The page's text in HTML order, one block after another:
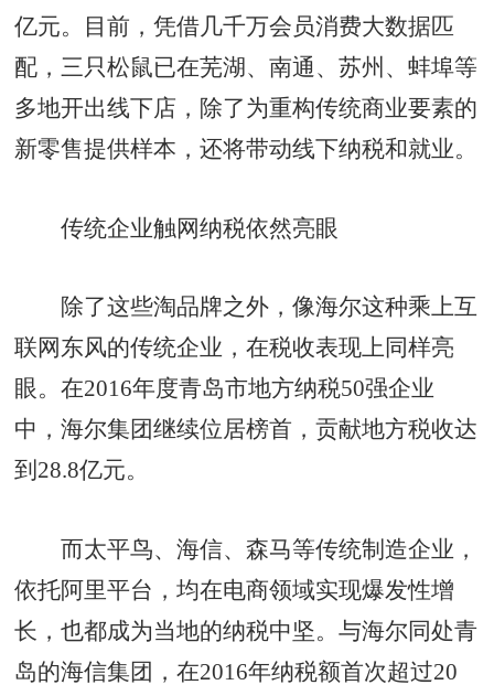
亿元。目前，凭借几千万会员消费大数据匹
配，三只松鼠已在芜湖、南通、苏州、蚌埠等
多地开出线下店，除了为重构传统商业要素的
新零售提供样本，还将带动线下纳税和就业。
传统企业触网纳税依然亮眼
除了这些淘品牌之外，像海尔这种乘上互
联网东风的传统企业，在税收表现上同样亮
眼。在2016年度青岛市地方纳税50强企业
中，海尔集团继续位居榜首，贡献地方税收达
到28.8亿元。
而太平鸟、海信、森马等传统制造企业，
依托阿里平台，均在电商领域实现爆发性增
长，也都成为当地的纳税中坚。与海尔同处青
岛的海信集团，在2016年纳税额首次超过20